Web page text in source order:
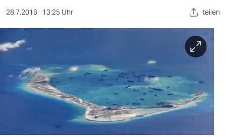
sport
berlin
wahrheit
28.7.2016 13:25 Uhr teilen